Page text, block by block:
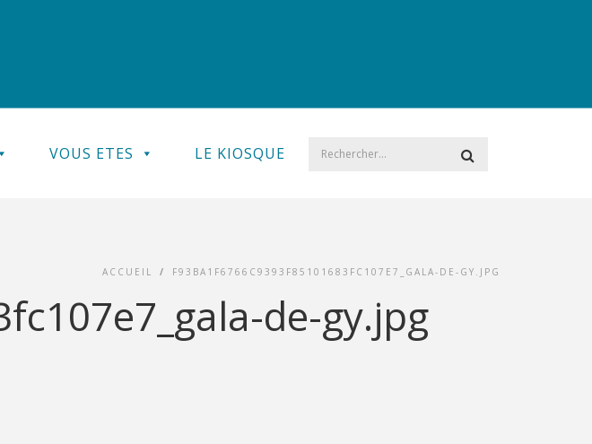
VOUS ETES LE KIOSQUE
ACCUEIL / F93BA1F6766C9393F85101683FC107E7_GALA-DE-GY.JPG
de-gy.jpg